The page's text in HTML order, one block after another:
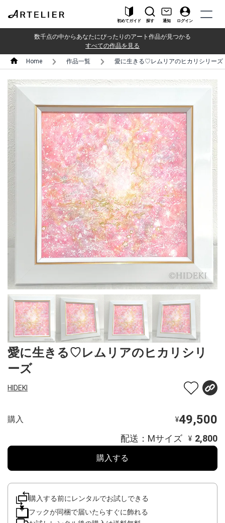
初めてガイド 探す 通知 ログイン
数千点の中からあなたにぴったりのアート作品が見つかる
すべての作品を見る
Home 作品一覧 愛に生きる♡レムリアのヒカリシリーズ
愛に生きる♡レムリアのヒカリシリ
ーズ
HIDEKI
購入 ¥49,500
配送：Mサイズ ¥ 2,800
購入する
購入する前にレンタルでお試しできる
フックが同梱で届いたらすぐに飾れる